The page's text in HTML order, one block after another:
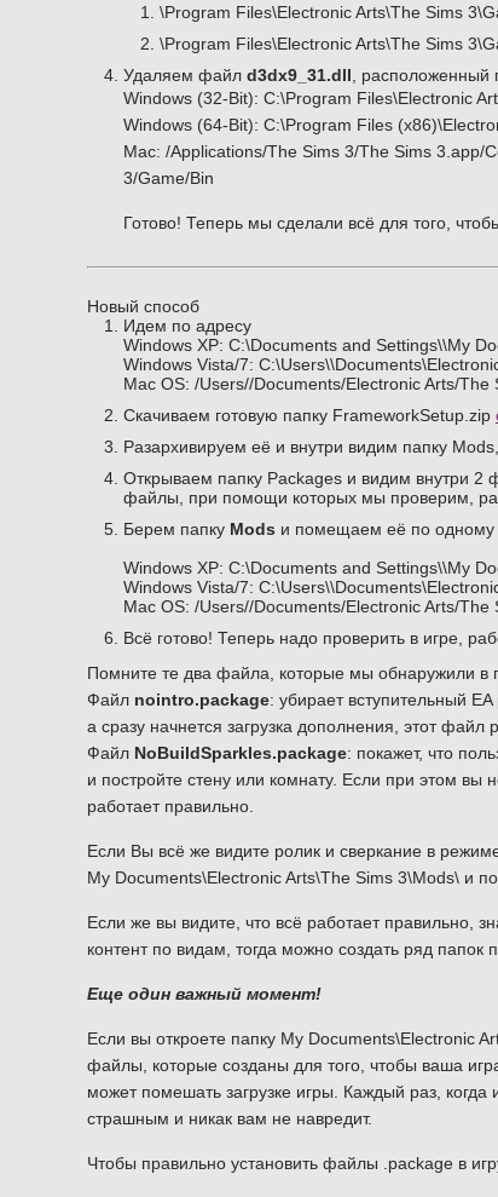
\Program Files\Electronic Arts\The Sims
\Program Files\Electronic Arts\The Sims
Удаляем файл d3dx9_31.dll , расположенный
Windows (32-Bit): C:\Program Files\Electronic
Windows (64-Bit): C:\Program Files
Mac: /Applications/The Sims 3/The Sims 3.app/
3/Game/Bin
Готово! Теперь мы сделали всё для того,
Новый способ
Идем по адресу
Windows XP: C:\Documents and Settings\\My
Windows Vista/7:
Mac OS: /Users//Documents/Electronic Arts/The
Скачиваем готовую папку FrameworkSetup.zip
Разархивируем её и внутри видим папку
Открываем папку Packages и видим внутри 2
файлы, при помощи которых мы проверим,
Берем папку Mods и помещаем её по одному
Windows XP: C:\Documents and Settings\\My
Windows Vista/7:
Mac OS: /Users//Documents/Electronic Arts/The
Всё готово! Теперь надо проверить в игре,
Помните те два файла, которые мы обнаружили в
Файл nointro.package: убирает вступительный
а сразу начнется загрузка дополнения, этот файл
Файл NoBuildSparkles.package: покажет, что
и постройте стену или комнату. Если при этом вы
работает правильно.
Если Вы всё же видите ролик и сверкание в
My Documents\Electronic Arts\The Sims 3\Mods\ и
Если же вы видите, что всё работает правильно,
контент по видам, тогда можно создать ряд
Еще один важный момент!
Если вы откроете папку My Documents\Electronic
файлы, которые созданы для того, чтобы ваша
может помешать загрузке игры. Каждый раз,
страшным и никак вам не навредит.
Чтобы правильно установить файлы .package в